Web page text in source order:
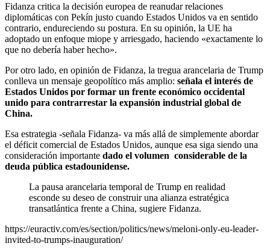
Fidanza critica la decisión europea de reanudar relaciones
diplomáticas con Pekín justo cuando Estados Unidos va en sentido
contrario, endureciendo su postura. En su opinión, la UE ha
adoptado un enfoque miope y arriesgado, haciendo «exactamente lo
que no debería haber hecho».
Por otro lado, en opinión de Fidanza, la tregua arancelaria de Trump
conlleva un mensaje geopolítico más amplio: señala el interés de
Estados Unidos por formar un frente económico occidental
unido para contrarrestar la expansión industrial global de
China.
Esa estrategia -señala Fidanza- va más allá de simplemente abordar
el déficit comercial de Estados Unidos, aunque esa siga siendo una
consideración importante dado el volumen considerable de la
deuda pública estadounidense.
La pausa arancelaria temporal de Trump en realidad
esconde su deseo de construir una alianza estratégica
transatlántica frente a China, sugiere Fidanza.
https://euractiv.com/es/section/politics/news/meloni-only-eu-leader-
invited-to-trumps-inauguration/